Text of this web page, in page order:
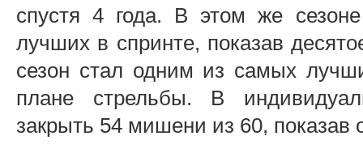
спустя 4 года. В этом же
лучших в спринте, показав
сезон стал одним из самых
плане стрельбы. В
закрыть 54 мишени из 60, показав